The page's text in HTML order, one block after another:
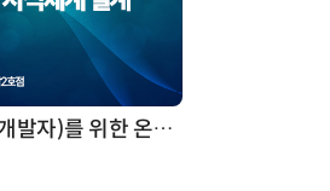
모든 업무 담당자(비개발자)를 위한 온톨로지 기반 AI 지식체계 설계 1-day 워크숍